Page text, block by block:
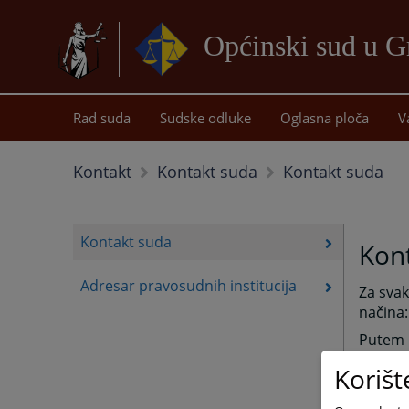
Općinski sud u
Rad suda Sudske odluke Oglasna ploča
Kontakt Kontakt suda Kontakt suda
Kontakt suda
Adresar pravosudnih institucija
Za
načina:
Putem
Armije